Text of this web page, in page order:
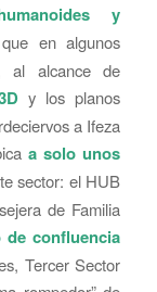
y
en algunos
al alcance de
y los planos
a Ifeza
a solo unos
sector: el HUB
de Familia
de confluencia
Tercer Sector